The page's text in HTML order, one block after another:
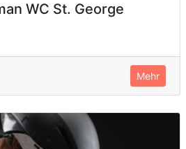
WC St. George
Mehr